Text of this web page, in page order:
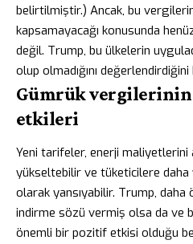
belirtilmiştir.) Ancak, bu
kapsamayacağı konusunda
değil. Trump, bu ülkelerin
olup olmadığını
Gümrük
etkileri
Yeni tarifeler, enerji maliyetlerini
yükseltebilir ve tüketicilere daha
olarak yansıyabilir. Trump, daha
indirme sözü vermiş olsa da ve
önemli bir pozitif etkisi olduğu